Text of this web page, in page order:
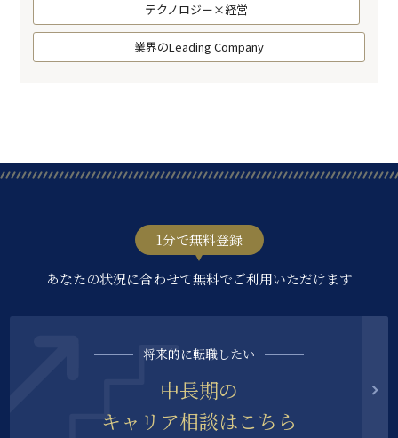
テクノロジー×経営
業界のLeading Company
1分で無料登録
あなたの状況に合わせて無料でご利用いただけます
将来的に転職したい
中長期の
キャリア相談はこちら